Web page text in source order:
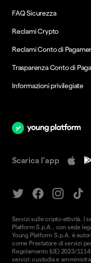
FAQ Sicurezza
Reclami Crypto
Reclami Conto di
Trasparenza Conto di
Informazioni privilegiate
Scarica l'app
Servizi sulle cripto-attività. I
Platform S.p.A., con sede
Young Platform S.p.A. è
come Prestatore di servizi
Regolamento (UE) 2023/
servizi: custodia e